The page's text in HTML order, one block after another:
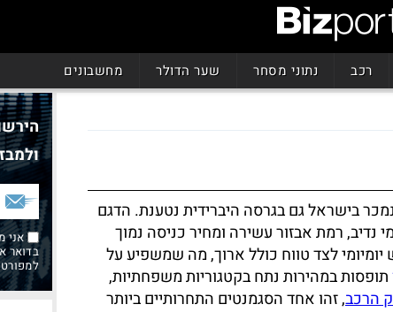
רכב נתוני מסחר שער הדולר מחשבונים
בישראל גם בגרסה היברידית נטענת. הדגם
נדיב, רמת אבזור עשירה ומחיר כניסה נמוך
לצד טווח כולל ארוך, מה שמשפיע על
תופסות במהירות נתח בקטגוריות משפחתיות,
הרכב, זהו אחד הסגמנטים התחרותיים ביותר
אני
בדואר
למפורט בסעיף